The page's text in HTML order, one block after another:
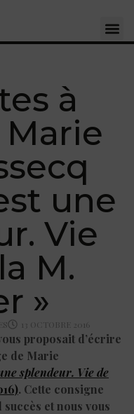
à
une
Vie
M.
»
13 OCTOBRE 2016
proposait d’écrire
de Marie
splendeur. Vie de
. Cette consigne
et nous vous